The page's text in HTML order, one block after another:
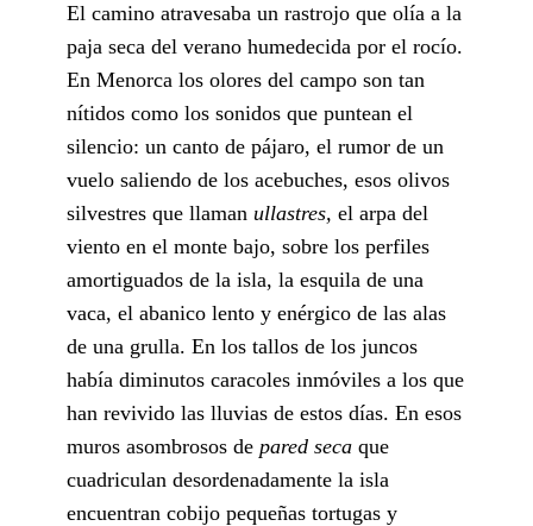
El camino atravesaba un rastrojo que olía a la
paja seca del verano humedecida por el rocío.
En Menorca los olores del campo son tan
nítidos como los sonidos que puntean el
silencio: un canto de pájaro, el rumor de un
vuelo saliendo de los acebuches, esos olivos
silvestres que llaman ullastres, el arpa del
viento en el monte bajo, sobre los perfiles
amortiguados de la isla, la esquila de una
vaca, el abanico lento y enérgico de las alas
de una grulla. En los tallos de los juncos
había diminutos caracoles inmóviles a los que
han revivido las lluvias de estos días. En esos
muros asombrosos de pared seca que
cuadriculan desordenadamente la isla
encuentran cobijo pequeñas tortugas y